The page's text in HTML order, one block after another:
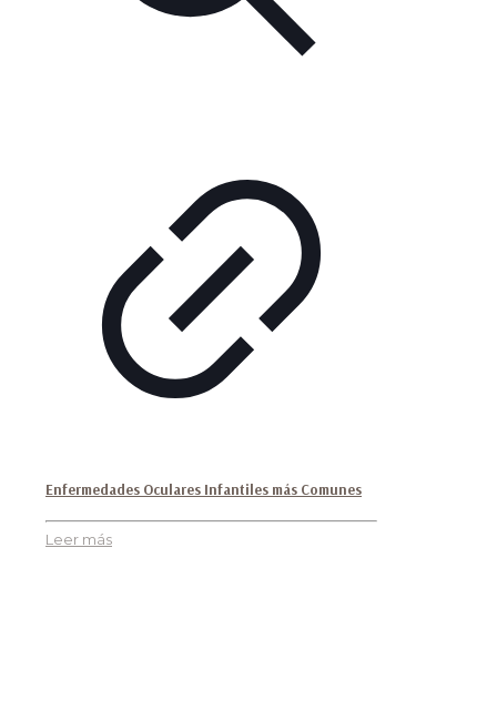
Enfermedades Oculares Infantiles más Comunes
Leer más